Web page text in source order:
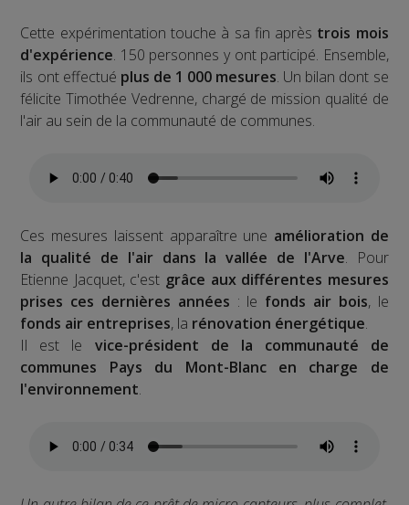
Cette expérimentation touche à sa fin après trois mois
d'expérience. 150 personnes y ont participé. Ensemble,
ils ont effectué plus de 1 000 mesures. Un bilan dont se
félicite Timothée Vedrenne, chargé de mission qualité de
l'air au sein de la communauté de communes.
Ces mesures laissent apparaître une amélioration de
la qualité de l'air dans la vallée de l'Arve. Pour
Etienne Jacquet, c'est grâce aux différentes mesures
prises ces dernières années : le fonds air bois, le
fonds air entreprises, la rénovation énergétique.
Il est le vice-président de la communauté de
communes Pays du Mont-Blanc en charge de
l'environnement.